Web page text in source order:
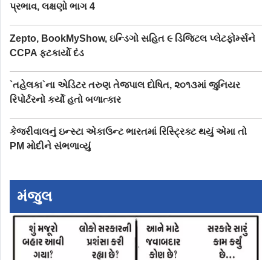
પ્રભાવ, લક્ષણો ભાગ 4
Zepto, BookMyShow, ઇન્ડિગો સહિત ૯ ડિજિટલ પ્લેટફોર્મ્સને
CCPA ફટકાર્યો દંડ
`તહેલકા`ના એડિટર તરુણ તેજપાલ દોષિત, ૨૦૧૩માં જુનિયર
રિપોર્ટરનો કર્યો હતો બળાત્કાર
કેજરીવાલનું ઇન્સ્ટા એકાઉન્ટ ભારતમાં રિસ્ટ્રિક્ટ થયું એમા તો
PM મોદીને સંભળાવ્યું
મંજુલ